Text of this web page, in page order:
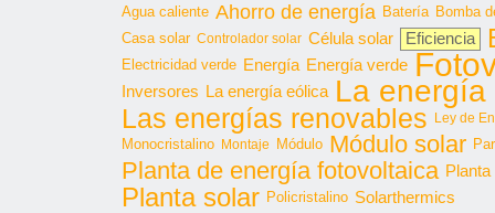
Agua caliente Ahorro de energía Batería Bomba
Casa solar Controlador solar Célula solar Eficiencia
Electricidad verde Energía Energía verde
Inversores La energía eólica La energía
Las energías renovables Ley de
Monocristalino Montaje Módulo Módulo solar
Planta de energía fotovoltaica
Planta solar Policristalino Solarthermics